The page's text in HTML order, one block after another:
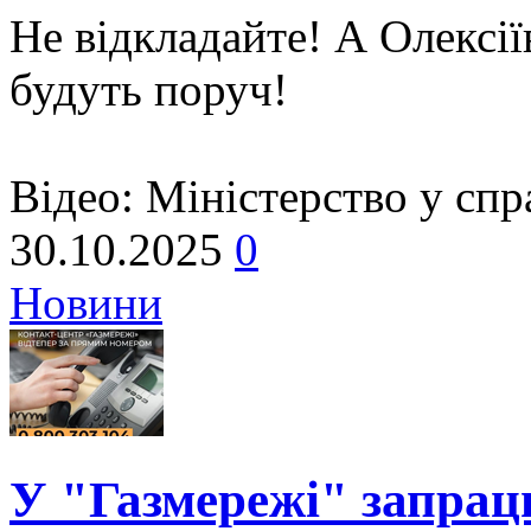
Не відкладайте! А
будуть поруч!
Відео: Міністерство у
30.10.2025 0
Новини
У "Газмережі"